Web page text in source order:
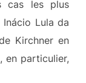
cas les plus
Lula da
Kirchner en
en particulier,